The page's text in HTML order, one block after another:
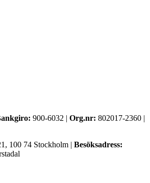
900-6032 | Org.nr: 802017-2360 |
100 74 Stockholm | Besöksadress: